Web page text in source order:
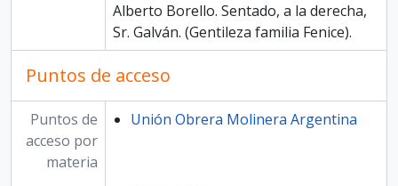
Alberto Borello. Sentado, a la derecha,
Sr. Galván. (Gentileza familia Fenice).
Puntos de acceso
Puntos de
acceso por
materia
Unión Obrera Molinera Argentina